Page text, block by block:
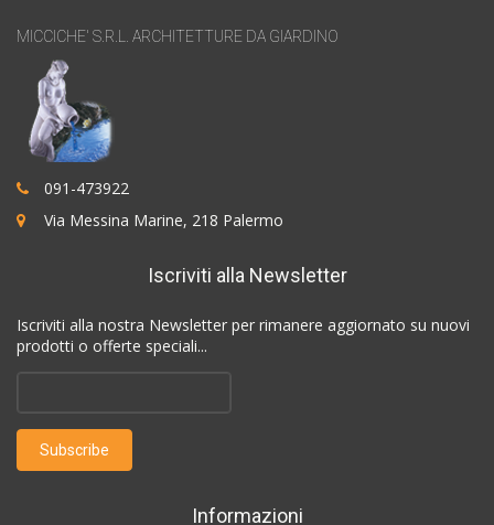
MICCICHE' S.R.L. ARCHITETTURE DA GIARDINO
091-473922
Via Messina Marine, 218 Palermo
Iscriviti alla Newsletter
Iscriviti alla nostra Newsletter per rimanere aggiornato su nuovi
prodotti o offerte speciali...
Informazioni